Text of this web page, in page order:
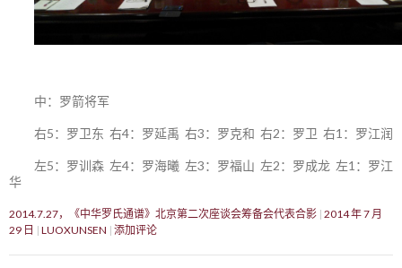
中：罗箭将军
右5：罗卫东 右4：罗延禹 右3：罗克和 右2：罗卫 右1：罗江润
左5：罗训森 左4：罗海曦 左3：罗福山 左2：罗成龙 左1：罗江
华
2014.7.27，《中华罗氏通谱》北京第二次座谈会筹备会代表合影 2014 年 7 月
29 日
LUOXUNSEN 添加评论